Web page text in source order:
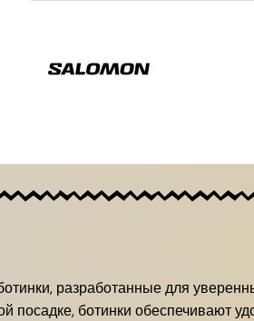
разработанные для
посадке, ботинки обеспечивают